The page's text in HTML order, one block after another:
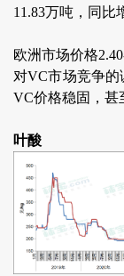
11.83万吨，同比
欧洲市场价格
对VC市场竞争的
VC价格稳固，甚
叶酸